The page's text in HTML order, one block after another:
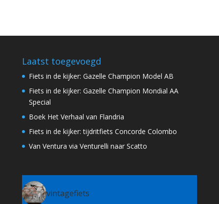
Laatst toegevoegd
Fiets in de kijker: Gazelle Champion Model AB
Fiets in de kijker: Gazelle Champion Mondial AA
Special
Boek Het Verhaal van Flandria
Fiets in de kijker: tijdritfiets Concorde Colombo
Van Ventura via Venturelli naar Scatto
vintagefiets